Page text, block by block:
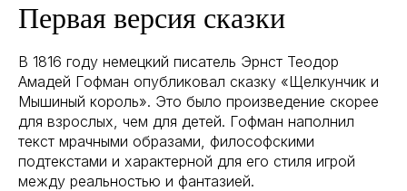
Первая версия сказки
В 1816 году немецкий писатель Эрнст Теодор
Амадей Гофман опубликовал сказку «Щелкунчик и
Мышиный король». Это было произведение скорее
для взрослых, чем для детей. Гофман наполнил
текст мрачными образами, философскими
подтекстами и характерной для его стиля игрой
между реальностью и фантазией.